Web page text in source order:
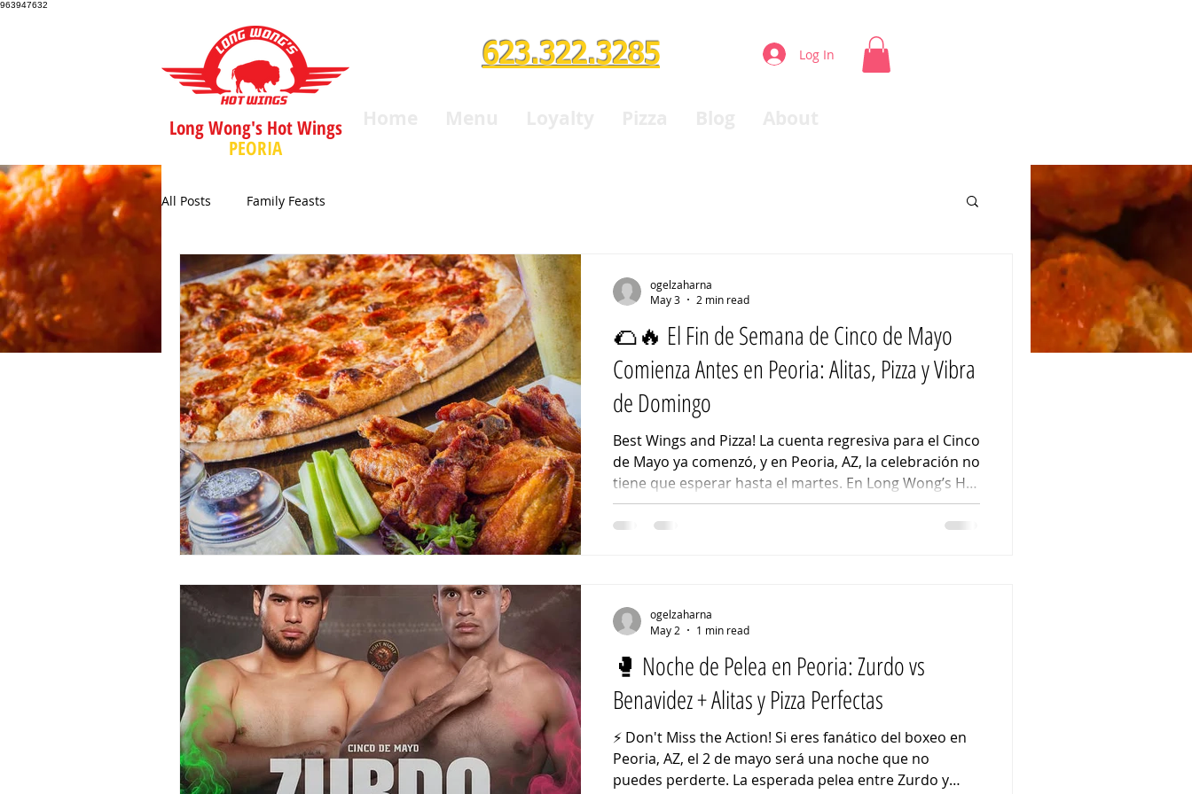
963947632
Long Wong's Hot Wings
PEORIA
623.322.3285 Log In
All Posts Family Feasts
🌮🔥 El Fin de Semana de Cinco de Mayo
Comienza Antes en Peoria: Alitas, Pizza y Vibra
de Domingo
Best Wings and Pizza! La cuenta regresiva para el Cinco
de Mayo ya comenzó, y en Peoria, AZ, la celebración no
tiene que esperar hasta el martes. En Long Wong’s Hot
Wings, empezamos antes con el plan perfecto para el
domingo: alitas calientes, pizza recién hecha y un
domingo es el calentamiento perfecto: Reúne a tu
grupo 👥 Disfru
ogelzaharna
May 3
2 min read
🥊 Noche de Pelea en Peoria: Zurdo vs
Benavidez + Alitas y Pizza Perfectas
⚡ Don't Miss the Action! Si eres fanático del boxeo en
Peoria, AZ, el 2 de mayo será una noche que no
puedes perderte. La esperada pelea entre Zurdo y
ogelzaharna
May 2
1 min read